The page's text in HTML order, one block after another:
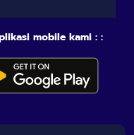
mobile kami : :